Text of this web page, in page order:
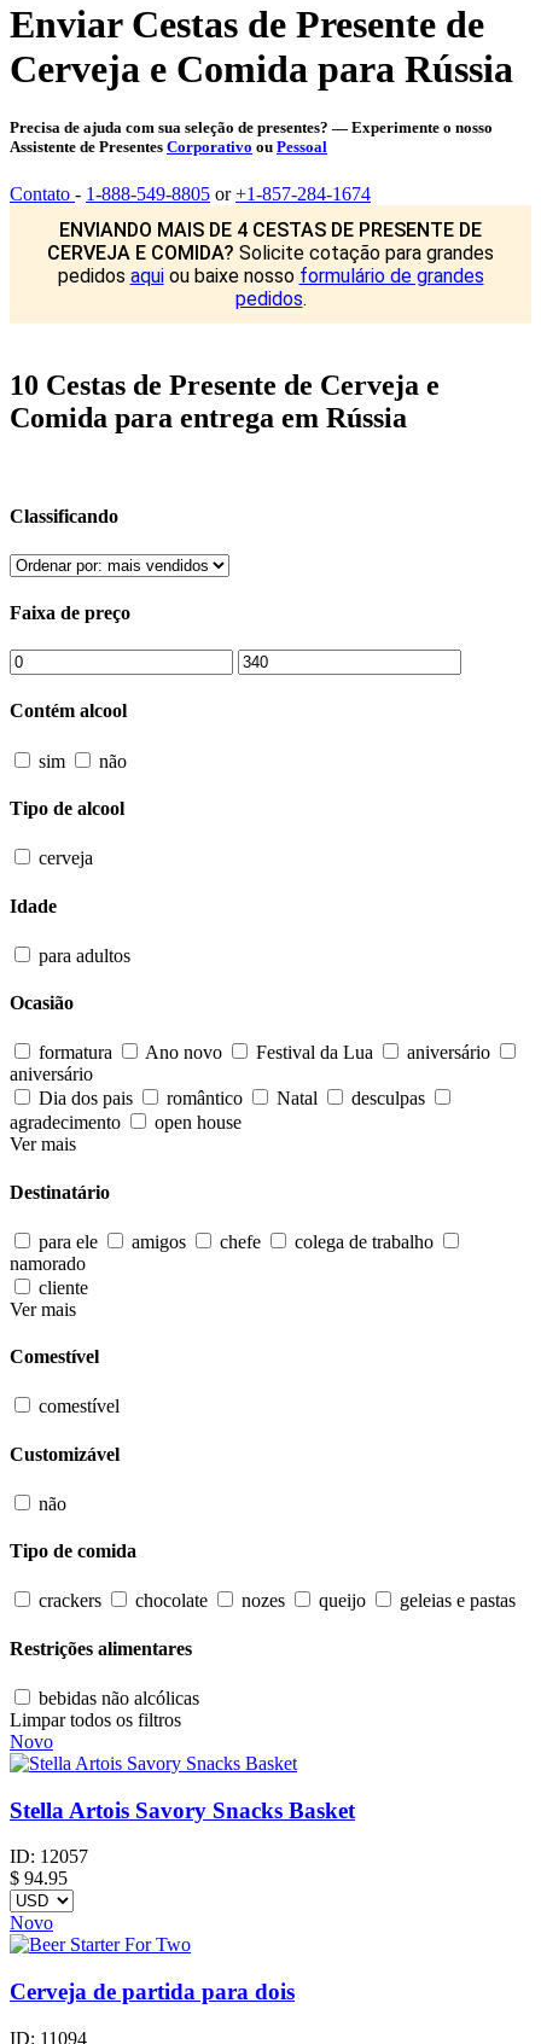
Enviar Cestas de Presente de
Cerveja e Comida para Rússia
Precisa de ajuda com sua seleção de presentes? — Experimente o nosso
Assistente de Presentes Corporativo ou Pessoal
Contato - 1-888-549-8805 or+1-857-284-1674
ENVIANDO MAIS DE 4 CESTAS DE PRESENTE DE
CERVEJA E COMIDA? Solicite cotação para grandes
pedidos aquiou baixe nosso formulário de grandes
pedidos.
10 Cestas de Presente de Cerveja e
Comida para entrega em Rússia
Classificando
Faixa de preço
Contém alcool
sim não
Tipo de alcool
cerveja
Idade
para adultos
Ocasião
formatura Ano novo Festival da Lua
aniversário
aniversário
Dia dos pais
romântico Natal
desculpas
agradecimento
open house
Ver mais
Destinatário
para ele amigos chefe
colega de trabalho
namorado
cliente
Ver mais
Comestível
comestível
Customizável
não
Tipo de comida
crackers chocolate nozes queijo geleias e pastas
Restrições alimentares
bebidas não alcólicas
Limpar todos os filtros
Novo
Stella Artois Savory Snacks Basket
ID: 12057
$ 94.95
Novo
Cerveja de partida para dois
ID: 11094